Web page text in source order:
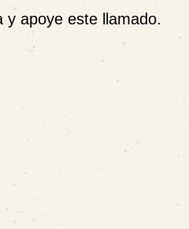
y apoye este llamado.